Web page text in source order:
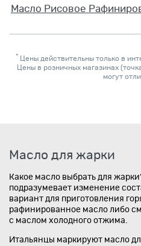
Масло Рисовое
* Цены действительны только в
Цены в розничных магазинах
могут
Масло для жарки
Какое масло выбрать для
подразумевает изменение
вариант для приготовления
рафинированное масло либо
с маслом холодного отжима.
Итальянцы маркируют масло